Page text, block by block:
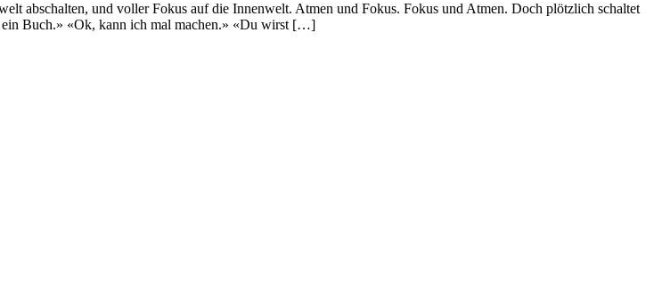
abschalten, und voller Fokus auf die Innenwelt. Atmen und Fokus. Fokus und Atmen. Doch plötzlich schaltet
ein Buch.» «Ok, kann ich mal machen.» «Du wirst […]